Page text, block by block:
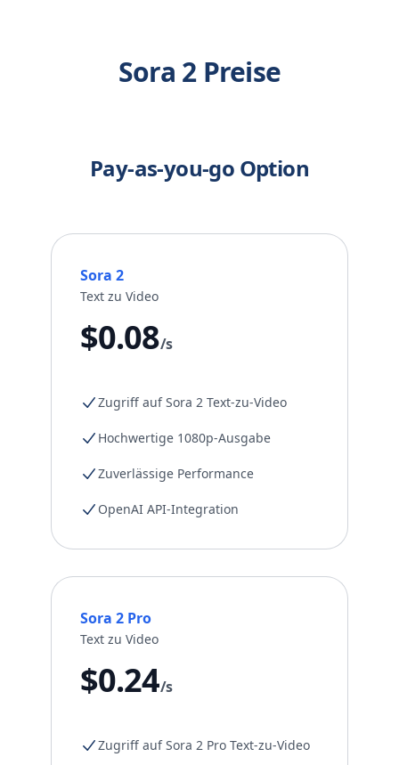
Sora 2 Preise
Pay-as-you-go Option
Sora 2
Text zu Video
$0.08/s
Zugriff auf Sora 2 Text-zu-Video
Hochwertige 1080p-Ausgabe
Zuverlässige Performance
OpenAI API-Integration
Sora 2 Pro
Text zu Video
$0.24/s
Zugriff auf Sora 2 Pro Text-zu-Video